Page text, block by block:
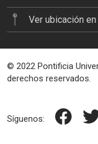
Ver ubicación
© 2022 Pontificia
derechos reservados.
Síguenos: